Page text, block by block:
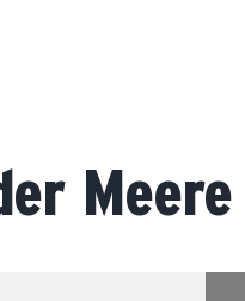
Meere